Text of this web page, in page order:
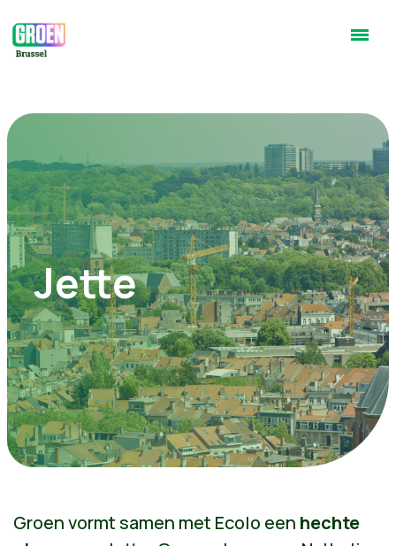
Jette
Groen vormt samen met Ecolo een hechte